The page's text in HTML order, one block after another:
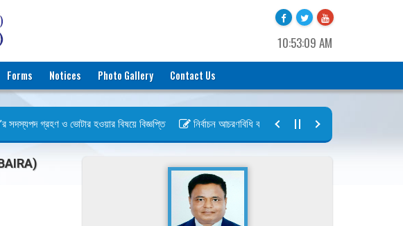
10:53:09 AM
Forms Notices Photo Gallery Contact Us
গ্রহণ ও ভোটার হওয়ার বিষয়ে বিজ্ঞপ্তি নির্বাচন আচরণবিধি বায়রা ২০২৬-২০২৮